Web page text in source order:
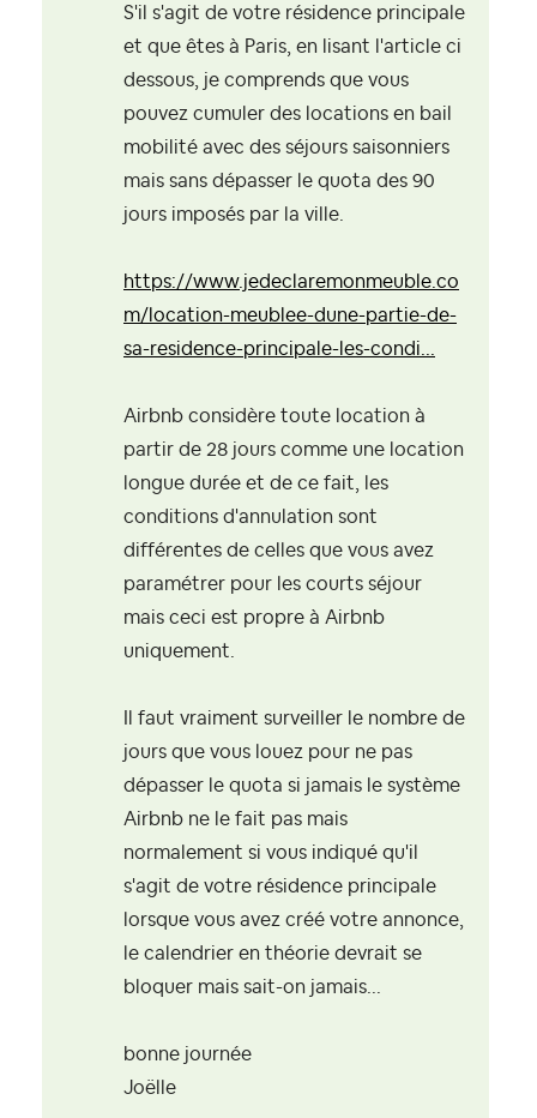
S'il s'agit de votre résidence principale
et que êtes à Paris, en lisant l'article ci
dessous, je comprends que vous
pouvez cumuler des locations en bail
mobilité avec des séjours saisonniers
mais sans dépasser le quota des 90
jours imposés par la ville.
https://www.jedeclaremonmeuble.co
m/location-meublee-dune-partie-de-
sa-residence-principale-les-condi...
Airbnb considère toute location à
partir de 28 jours comme une location
longue durée et de ce fait, les
conditions d'annulation sont
différentes de celles que vous avez
paramétrer pour les courts séjour
mais ceci est propre à Airbnb
uniquement.
Il faut vraiment surveiller le nombre de
jours que vous louez pour ne pas
dépasser le quota si jamais le système
Airbnb ne le fait pas mais
normalement si vous indiqué qu'il
s'agit de votre résidence principale
lorsque vous avez créé votre annonce,
le calendrier en théorie devrait se
bloquer mais sait-on jamais...
bonne journée
Joëlle